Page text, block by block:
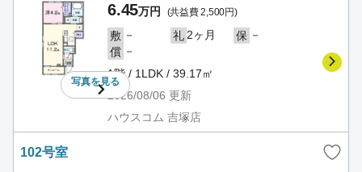
写真を見る
6.45万円 (共益費 2,500円)
敷 － 礼2ヶ月 保 －
償 －
1階 / 1LDK / 39.17㎡
2026/08/06 更新
ハウスコム 吉塚店
102号室